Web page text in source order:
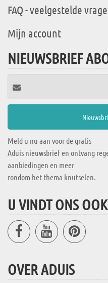
FAQ - veelgestelde
Mijn account
NIEUWSBRIEF
Meld u nu aan voor de gratis
Aduis nieuwsbrief en ontvang
aanbiedingen en meer
rondom het thema knutselen.
U VINDT ONS
OVER ADUIS